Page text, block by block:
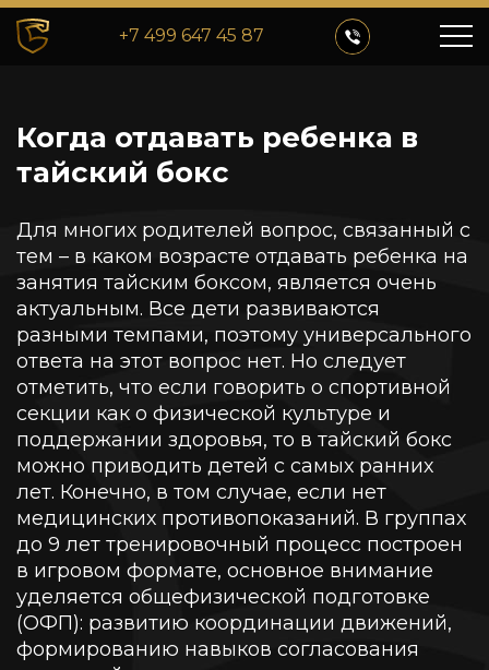
+7 499 647 45 87
Когда отдавать ребенка в
тайский бокс
Для многих родителей вопрос, связанный с
тем – в каком возрасте отдавать ребенка на
занятия тайским боксом, является очень
актуальным. Все дети развиваются
разными темпами, поэтому универсального
ответа на этот вопрос нет. Но следует
отметить, что если говорить о спортивной
секции как о физической культуре и
поддержании здоровья, то в тайский бокс
можно приводить детей с самых ранних
лет. Конечно, в том случае, если нет
медицинских противопоказаний. В группах
до 9 лет тренировочный процесс построен
в игровом формате, основное внимание
уделяется общефизической подготовке
(ОФП): развитию координации движений,
формированию навыков согласования